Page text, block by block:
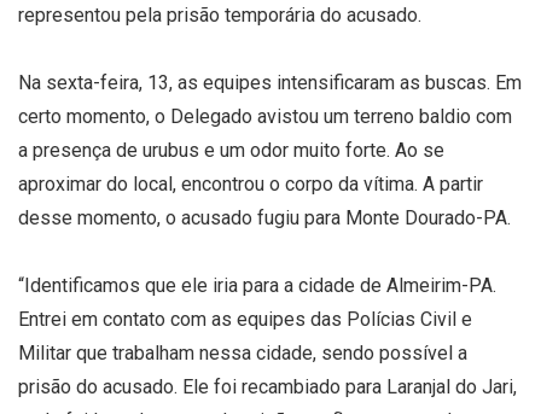
representou pela prisão temporária do acusado.
Na sexta-feira, 13, as equipes intensificaram as buscas. Em
certo momento, o Delegado avistou um terreno baldio com
a presença de urubus e um odor muito forte. Ao se
aproximar do local, encontrou o corpo da vítima. A partir
desse momento, o acusado fugiu para Monte Dourado-PA.
“Identificamos que ele iria para a cidade de Almeirim-PA.
Entrei em contato com as equipes das Polícias Civil e
Militar que trabalham nessa cidade, sendo possível a
prisão do acusado. Ele foi recambiado para Laranjal do Jari,